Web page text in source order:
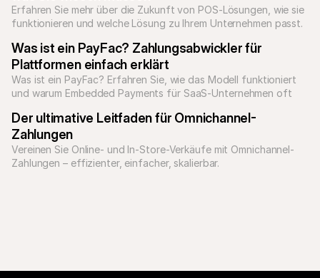
Erfahren Sie mehr über die Zukunft von POS-Lösungen, wie sie
funktionieren und welche Lösung zu Ihrem Unternehmen passt.
Was ist ein PayFac? Zahlungsabwickler für
Plattformen einfach erklärt
Was ist ein PayFac? Erfahren Sie, wie das Modell funktioniert
und warum Embedded Payments für SaaS-Unternehmen oft
Der ultimative Leitfaden für Omnichannel-
Zahlungen
Vereinen Sie Online- und In-Store-Verkäufe mit Omnichannel-
Zahlungen – effizienter, einfacher, skalierbar.